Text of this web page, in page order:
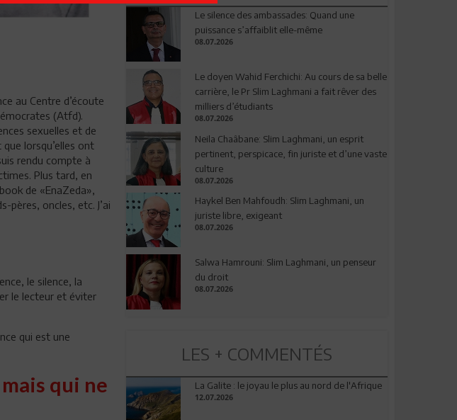
au Centre d’écoute
(Atfd).
sexuelles et de
lorsqu’elles ont
rendu compte à
Plus tard, en
de «EnaZeda»,
pères, oncles, etc. J’ai
le silence, la
le lecteur et éviter
qui est une
qui ne
Le silence des ambassades: Quand une
puissance s’affaiblit elle-même
08.07.2026
Le doyen Wahid Ferchichi: Au cours de sa belle
carrière, le Pr Slim Laghmani a fait rêver des
milliers d’étudiants
08.07.2026
Neila Chaâbane: Slim Laghmani, un esprit
pertinent, perspicace, fin juriste et d’une vaste
culture
08.07.2026
Haykel Ben Mahfoudh: Slim Laghmani, un
juriste libre, exigeant
08.07.2026
Salwa Hamrouni: Slim Laghmani, un penseur
du droit
08.07.2026
LES + COMMENTÉS
La Galite : le joyau le plus au nord de l'Afrique
12.07.2026